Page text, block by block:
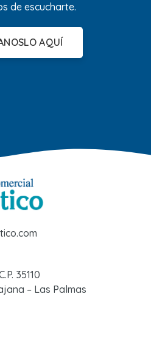
de escucharte.
AQUÍ
35110
– Las Palmas